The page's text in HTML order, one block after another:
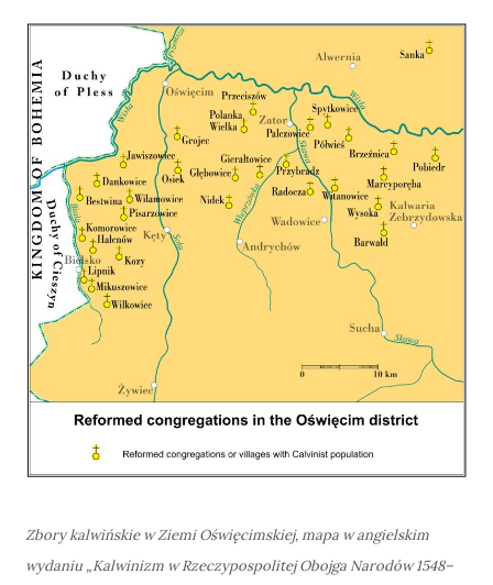
Zbory kalwińskie w Ziemi Oświęcimskiej, mapa w angielskim
wydaniu „Kalwinizm w Rzeczypospolitej Obojga Narodów 1548–